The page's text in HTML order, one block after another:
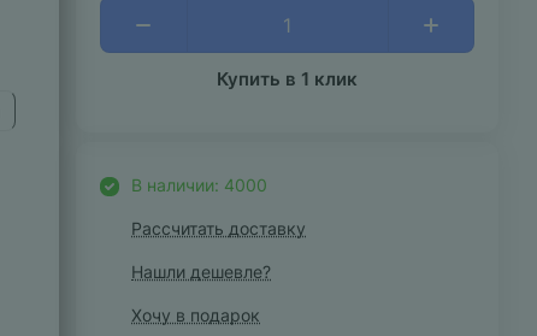
Купить в 1 клик
В наличии: 4000
Рассчитать доставку
Нашли дешевле?
Хочу в подарок